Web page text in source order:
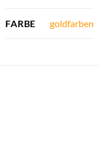
FARBE goldfarben